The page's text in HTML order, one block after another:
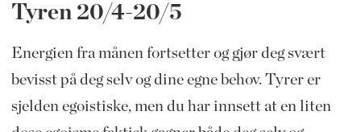
Tyren 20/4-20/5
Energien fra månen fortsetter og gjør deg svært
bevisst på deg selv og dine egne behov. Tyrer er
sjelden egoistiske, men du har innsett at en liten